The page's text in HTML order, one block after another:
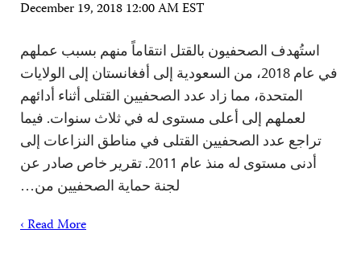
December 19, 2018 12:00 AM EST
استُهدف الصحفيون بالقتل انتقاماً منهم بسبب عملهم
في عام 2018، من السعودية إلى أفغانستان إلى الولايات
المتحدة، مما زاد عدد الصحفيين القتلى أثناء أدائهم
لعملهم إلى أعلى مستوى له في ثلاث سنوات. فيما
تراجع عدد الصحفيين القتلى في مناطق النزاعات إلى
أدنى مستوى له منذ عام 2011. تقرير خاص صادر عن
لجنة حماية الصحفيين من…
Read More ›